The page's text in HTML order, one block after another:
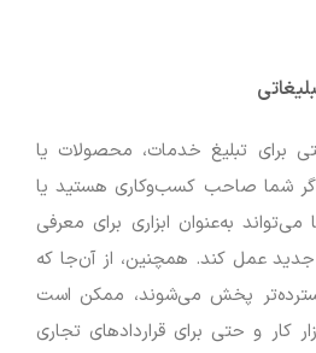
برای تبلیغ خدمات، محصولات یا
شما صاحب کسب‌وکاری هستید یا
به‌عنوان ابزاری برای معرفی
عمل کند. همچنین، از آن‌جا که
پخش می‌شوند، ممکن است
کار و حتی برای قراردادهای تجاری